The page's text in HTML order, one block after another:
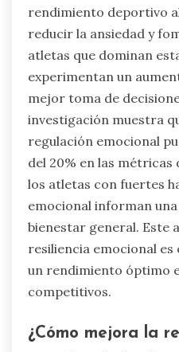
rendimiento deportivo
reducir la ansiedad y
atletas que dominan
experimentan un
mejor toma de
investigación muestra
regulación emocional
del 20% en las métricas
los atletas con fuertes
emocional informan
bienestar general. Este
resiliencia emocional
un rendimiento óptimo
competitivos.
¿Cómo mejora la